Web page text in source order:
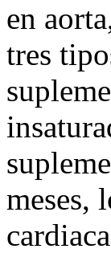
en
tres
meses,